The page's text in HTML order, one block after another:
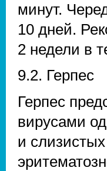
минут.
10 дней.
2 недели в
9.2. Герпес
Герпес
вирусами
и